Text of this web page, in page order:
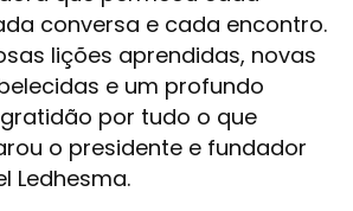
conversa e cada encontro.
lições aprendidas, novas
e um profundo
por tudo o que
o presidente e fundador
Ledhesma.